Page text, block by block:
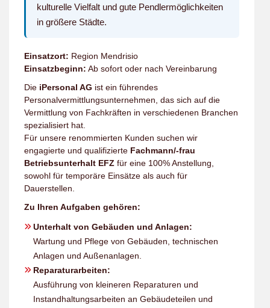
kulturelle Vielfalt und gute Pendlermöglichkeiten
in größere Städte.
Einsatzort: Region Mendrisio
Einsatzbeginn: Ab sofort oder nach Vereinbarung
Die iPersonal AG ist ein führendes
Personalvermittlungsunternehmen, das sich auf die
Vermittlung von Fachkräften in verschiedenen Branchen
spezialisiert hat.
Für unsere renommierten Kunden suchen wir
engagierte und qualifizierte Fachmann/-frau
Betriebsunterhalt EFZ für eine 100% Anstellung,
sowohl für temporäre Einsätze als auch für
Dauerstellen.
Zu Ihren Aufgaben gehören:
Unterhalt von Gebäuden und Anlagen:
Wartung und Pflege von Gebäuden, technischen
Anlagen und Außenanlagen.
Reparaturarbeiten:
Ausführung von kleineren Reparaturen und
Instandhaltungsarbeiten an Gebäudeteilen und